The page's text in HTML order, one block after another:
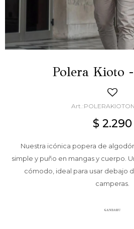
Polera Kioto
$ 2.290
Nuestra icónica popera de
simple y puño en mangas y cuerpo.
cómodo, ideal para usar debajo
camperas.